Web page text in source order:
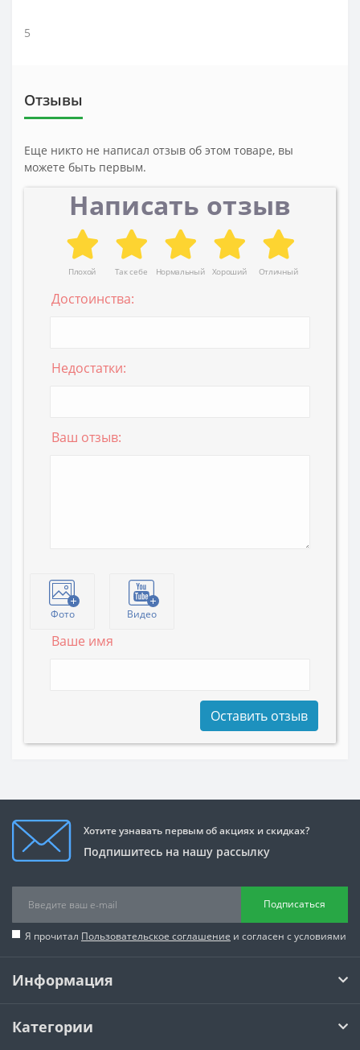
5
Отзывы
Еще никто не написал отзыв об этом товаре, вы
можете быть первым.
Написать отзыв
Плохой Так себе Нормальный Хороший Отличный
Достоинства:
Недостатки:
Ваш отзыв:
Фото Видео
Ваше имя
Оставить отзыв
Хотите узнавать первым об акциях и скидках?
Подпишитесь на нашу рассылку
Подписаться
Я прочитал Пользовательское соглашение и согласен с условиями
Информация
Категории